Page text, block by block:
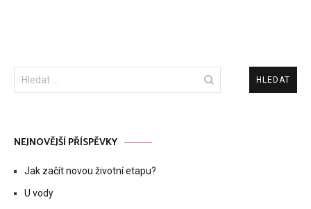
Vyhledávání
NEJNOVĚJŠÍ PŘÍSPĚVKY
Jak začít novou životní etapu?
U vody